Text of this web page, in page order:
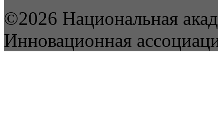
©2026 Национальная
Инновационная